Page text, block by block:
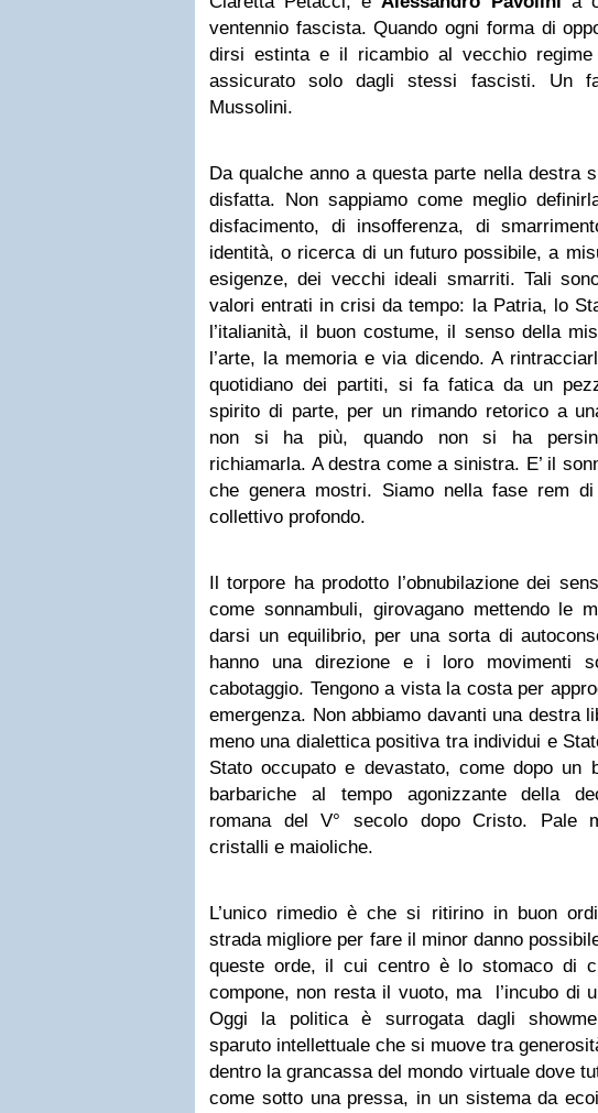
ventennio fascista. Quando ogni forma di
dirsi estinta e il ricambio al vecchio regime
assicurato solo dagli stessi fascisti. Un
Mussolini.
Da qualche anno a questa parte nella destra
disfatta. Non sappiamo come meglio
disfacimento, di insofferenza, di
identità, o ricerca di un futuro possibile, a
esigenze, dei vecchi ideali smarriti. Tali
valori entrati in crisi da tempo: la Patria, lo
l’italianità, il buon costume, il senso della
l’arte, la memoria e via dicendo. A
quotidiano dei partiti, si fa fatica da un
spirito di parte, per un rimando retorico a
non si ha più, quando non si ha
richiamarla. A destra come a sinistra. E’ il
che genera mostri. Siamo nella fase rem di
collettivo profondo.
Il torpore ha prodotto l’obnubilazione dei
come sonnambuli, girovagano mettendo le
darsi un equilibrio, per una sorta di
hanno una direzione e i loro movimenti
cabotaggio. Tengono a vista la costa per
emergenza. Non abbiamo davanti una destra
meno una dialettica positiva tra individui e
Stato occupato e devastato, come dopo un
barbariche al tempo agonizzante della
romana del V° secolo dopo Cristo. Pale
cristalli e maioliche.
L’unico rimedio è che si ritirino in buon
strada migliore per fare il minor danno
queste orde, il cui centro è lo stomaco di
compone, non resta il vuoto, ma l’incubo di
Oggi la politica è surrogata dagli
sparuto intellettuale che si muove tra
dentro la grancassa del mondo virtuale dove
come sotto una pressa, in un sistema da